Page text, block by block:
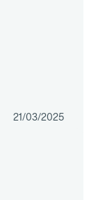
21/03/2025